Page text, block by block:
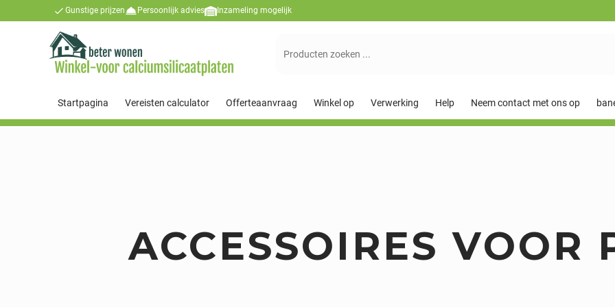
Gunstige prijzen Persoonlijk advies Inzameling mogelijk
Suchen
Startpagina Vereisten calculator Offerteaanvraag Winkel op Verwerking Help Neem contact met ons op
ACCESSOIRES VOOR